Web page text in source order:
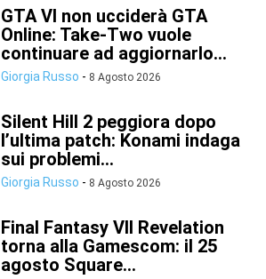
GTA VI non ucciderà GTA
Online: Take-Two vuole
continuare ad aggiornarlo...
Giorgia Russo - 8 Agosto 2026
Silent Hill 2 peggiora dopo
l’ultima patch: Konami indaga
sui problemi...
Giorgia Russo - 8 Agosto 2026
Final Fantasy VII Revelation
torna alla Gamescom: il 25
agosto Square...